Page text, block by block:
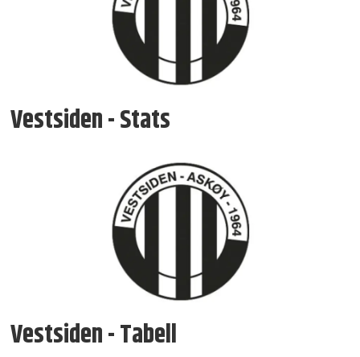
Vestsiden - Stats
Vestsiden - Tabell